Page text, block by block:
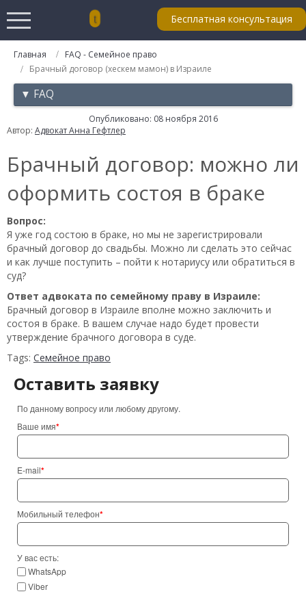
Бесплатная консультация
Главная
FAQ - Семейное право
Брачный договор (хескем мамон) в Израиле
▼ FAQ
Опубликовано: 08 ноября 2016
Автор: Адвокат Анна Гефтлер
Брачный договор: можно ли
оформить состоя в браке
Вопрос:
Я уже год состою в браке, но мы не зарегистрировали
брачный договор до свадьбы. Можно ли сделать это сейчас
и как лучше поступить – пойти к нотариусу или обратиться в
суд?
Ответ адвоката по семейному праву в Израиле:
Брачный договор в Израиле вполне можно заключить и
состоя в браке. В вашем случае надо будет провести
утверждение брачного договора в суде.
Tags: Семейное право
Оставить заявку
По данному вопросу или любому другому.
Ваше имя*
E-mail*
Мобильный телефон*
У вас есть:
WhatsApp
Viber